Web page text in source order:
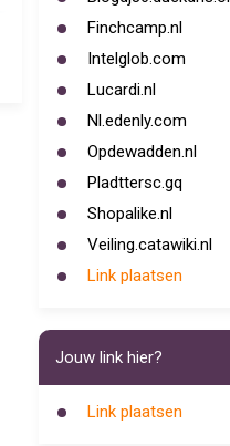
Finchcamp.nl
Intelglob.com
Lucardi.nl
Nl.edenly.com
Opdewadden.nl
Pladttersc.gq
Shopalike.nl
Veiling.catawiki.nl
Link plaatsen
Jouw link hier?
Link plaatsen